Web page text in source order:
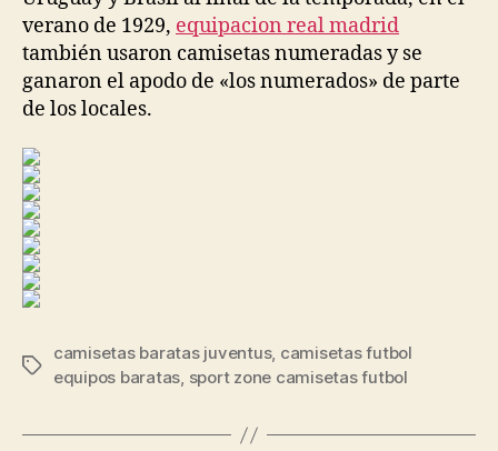
verano de 1929, equipacion real madrid
también usaron camisetas numeradas y se
ganaron el apodo de «los numerados» de parte
de los locales.
Etiquetas
camisetas baratas juventus, camisetas futbol
equipos baratas, sport zone camisetas futbol